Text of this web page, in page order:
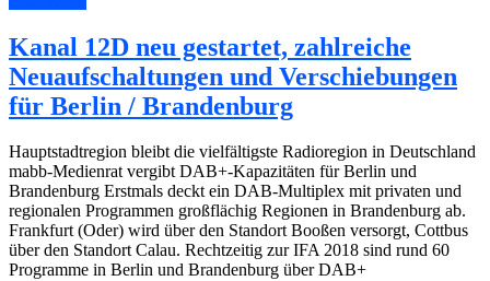
Kanal 12D neu gestartet, zahlreiche
Neuaufschaltungen und Verschiebungen
für Berlin / Brandenburg
Hauptstadtregion bleibt die vielfältigste Radioregion in Deutschland
mabb-Medienrat vergibt DAB+-Kapazitäten für Berlin und
Brandenburg Erstmals deckt ein DAB-Multiplex mit privaten und
regionalen Programmen großflächig Regionen in Brandenburg ab.
Frankfurt (Oder) wird über den Standort Booßen versorgt, Cottbus
über den Standort Calau. Rechtzeitig zur IFA 2018 sind rund 60
Programme in Berlin und Brandenburg über DAB+